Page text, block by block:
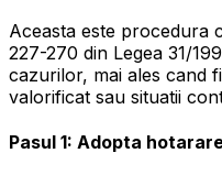
Aceasta este procedura
227-270 din Legea 31/
cazurilor, mai ales cand
valorificat sau situatii
Pasul 1: Adopta